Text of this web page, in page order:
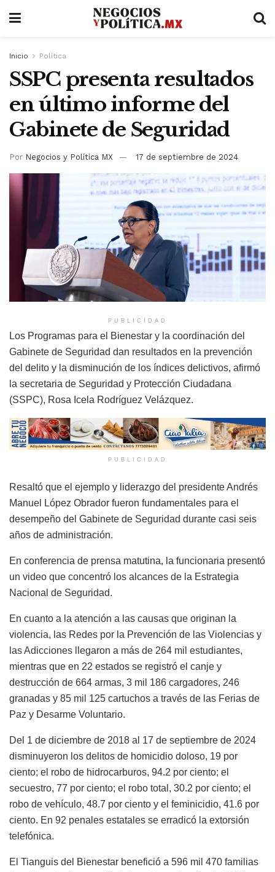
Inicio Política
SSPC presenta resultados
en último informe del
Gabinete de Seguridad
Por Negocios y Política MX 17 de septiembre de 2024
PUBLICIDAD
Los Programas para el Bienestar y la coordinación del
Gabinete de Seguridad dan resultados en la prevención
del delito y la disminución de los índices delictivos, afirmó
la secretaria de Seguridad y Protección Ciudadana
(SSPC), Rosa Icela Rodríguez Velázquez.
PUBLICIDAD
Resaltó que el ejemplo y liderazgo del presidente Andrés
Manuel López Obrador fueron fundamentales para el
desempeño del Gabinete de Seguridad durante casi seis
años de administración.
En conferencia de prensa matutina, la funcionaria presentó
un video que concentró los alcances de la Estrategia
Nacional de Seguridad.
En cuanto a la atención a las causas que originan la
violencia, las Redes por la Prevención de las Violencias y
las Adicciones llegaron a más de 264 mil estudiantes,
mientras que en 22 estados se registró el canje y
destrucción de 664 armas, 3 mil 186 cargadores, 246
granadas y 85 mil 125 cartuchos a través de las Ferias de
Paz y Desarme Voluntario.
Del 1 de diciembre de 2018 al 17 de septiembre de 2024
disminuyeron los delitos de homicidio doloso, 19 por
ciento; el robo de hidrocarburos, 94.2 por ciento; el
secuestro, 77 por ciento; el robo total, 30.2 por ciento; el
robo de vehículo, 48.7 por ciento y el feminicidio, 41.6 por
ciento. En 92 penales estatales se erradicó la extorsión
telefónica.
El Tianguis del Bienestar benefició a 596 mil 470 familias